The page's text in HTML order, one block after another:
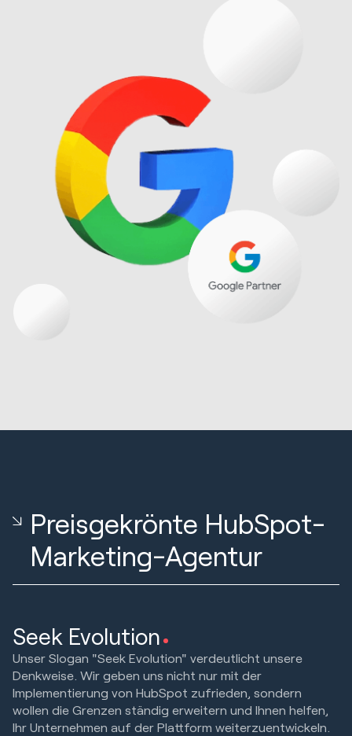
Preisgekrönte HubSpot-
Marketing-Agentur
Seek Evolution
Unser Slogan "Seek Evolution" verdeutlicht unsere
Denkweise. Wir geben uns nicht nur mit der
Implementierung von HubSpot zufrieden, sondern
wollen die Grenzen ständig erweitern und Ihnen helfen,
Ihr Unternehmen auf der Plattform weiterzuentwickeln.